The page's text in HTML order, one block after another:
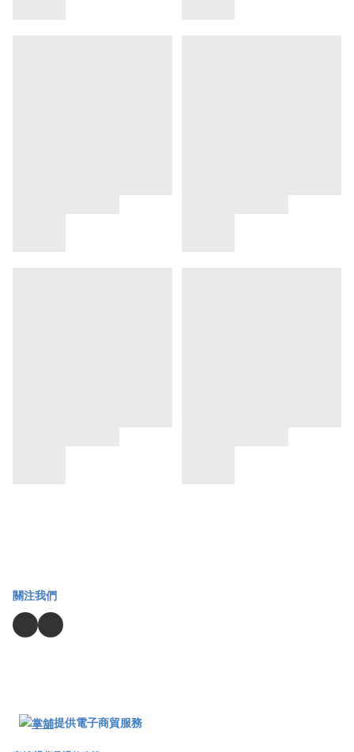
關注我們
提供電子商貿服務